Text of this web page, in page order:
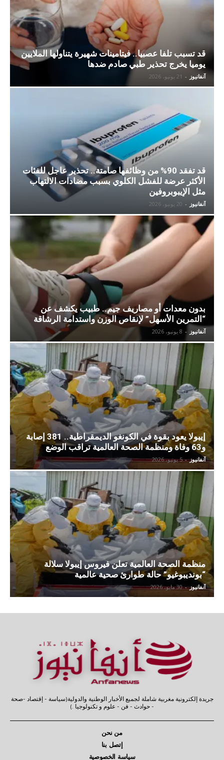
قد تسبب تلفا عصبيا.. فيتامينات شهيرة يتناولها الملايين
يوميا يخرج تحذير طبي صادم ضدها
آنفانيوز - 21 يونيو، 2026
قد تفقد 90% من وظائفها صامتة.. تحذير عاجل للفئات
الأكثر عرضة للفشل الكلوي بسبب مضادات الالتهاب
مثل الإيبوبروفين
آنفانيوز - 20 يونيو، 2026
بدون معدات أو مصاريف جيم.. طبيب يكشف عن
“التمرين الأسهل” لإنقاص الوزن واستدامة الرشاقة
آنفانيوز - 8 يونيو، 2026
إيبولا يعود بقوة في الكونغو الديمقراطية.. 381 إصابة
و63 وفاة ومنظمة الصحة العالمية تراقب الوضع
آنفانيوز - 5 يونيو، 2026
منظمة الصحة العالمية تعلن فيروس إيبولا سلالة
“بونديبوغيو” حالة طوارئ صحية عالمية
آنفانيوز - 30 مايو، 2026
جريدة إلكترونية مغربية شاملة لجميع الأخبار الوطنية والدولية(سياسة - إقتصاد -صحة
- حوادث - فن - علوم و تكنولوجيا .)
من نحن
إتصل بنا
سياسة الخصوصية